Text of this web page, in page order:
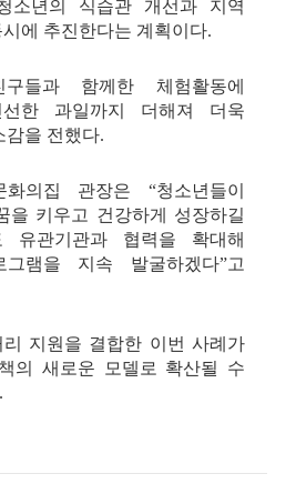
소년의 식습관 개선과 지역
에 추진한다는 계획이다.
들과 함께한 체험활동에
한 과일까지 더해져 더욱
감을 전했다.
의집 관장은 “청소년들이
을 키우고 건강하게 성장하길
유관기관과 협력을 확대해
램을 지속 발굴하겠다”고
지원을 결합한 이번 사례가
의 새로운 모델로 확산될 수